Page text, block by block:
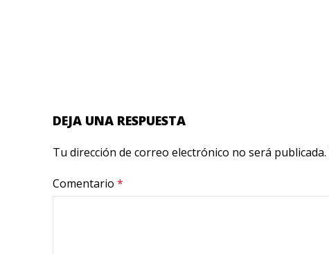
DEJA UNA RESPUESTA
Tu dirección de correo electrónico no será publicada.
Comentario *